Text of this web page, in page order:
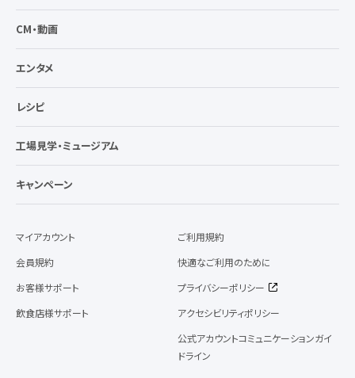
CM・動画
エンタメ
レシピ
工場見学・ミュージアム
キャンペーン
マイアカウント
会員規約
お客様サポート
飲食店様サポート
ご利用規約
快適なご利用のために
プライバシーポリシー
アクセシビリティポリシー
公式アカウントコミュニケーションガイ
ドライン